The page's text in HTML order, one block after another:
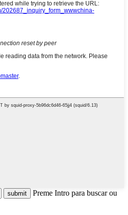
Preme Intro para buscar ou